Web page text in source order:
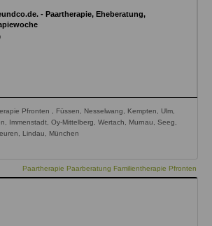
- Paartherapie, Eheberatung,
Pfronten , Füssen, Nesselwang, Kempten, Ulm,
Immenstadt, Oy-Mittelberg, Wertach, Murnau, Seeg,
Lindau, München
Paartherapie Paarberatung Familientherapie Pfronten